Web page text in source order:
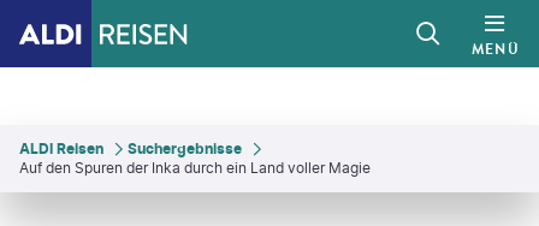
MENÜ
ALDI Reisen
Suchergebnisse
Auf den Spuren der Inka durch ein Land voller Magie